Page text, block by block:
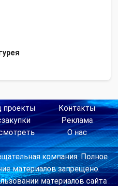
проекты
Контакты
Реклама
О нас
компания. Полное
материалов запрещено.
материалов сайта